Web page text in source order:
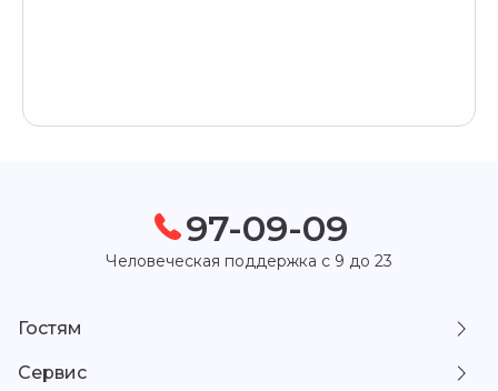
97-09-09
Человеческая поддержка с 9 до 23
Гостям
Сервис